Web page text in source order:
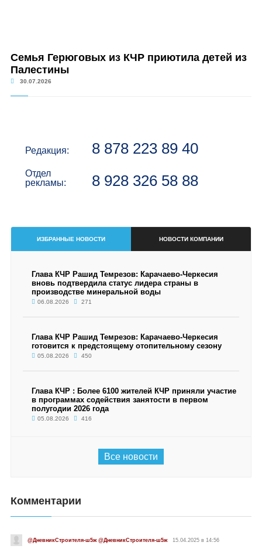
Семья Герюговых из КЧР приютила детей из
Палестины
30.07.2026
Редакция: 8 878 223 89 40
Отдел
рекламы:
8 928 326 58 88
ИЗБРАННЫЕ НОВОСТИ НОВОСТИ КОМПАНИИ
Глава КЧР Рашид Темрезов: Карачаево-Черкесия
вновь подтвердила статус лидера страны в
производстве минеральной воды
06.08.2026 271
Глава КЧР Рашид Темрезов: Карачаево-Черкесия
готовится к предстоящему отопительному сезону
05.08.2026 450
Глава КЧР : Более 6100 жителей КЧР приняли участие
в программах содействия занятости в первом
полугодии 2026 года
05.08.2026 416
Все новости
Комментарии
@ДневникСтроителя-ш5ж @ДневникСтроителя-ш5ж 15.04.2025 в 14:56